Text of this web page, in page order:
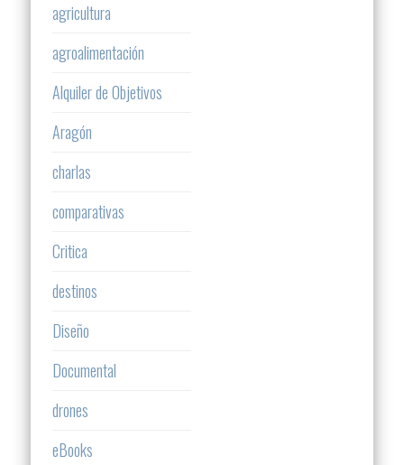
agricultura
agroalimentación
Alquiler de Objetivos
Aragón
charlas
comparativas
Critica
destinos
Diseño
Documental
drones
eBooks